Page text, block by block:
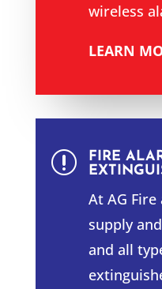
wireless
LEARN
r
FIRE
At AG
supply
and all